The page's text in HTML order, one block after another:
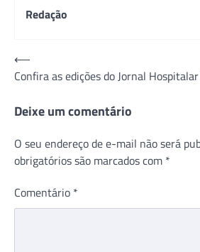
Redação
Navegação
de
Post
⟵
Confira as edições do Jornal
Deixe um comentário
O seu endereço de e-mail não será
obrigatórios são marcados com *
Comentário *